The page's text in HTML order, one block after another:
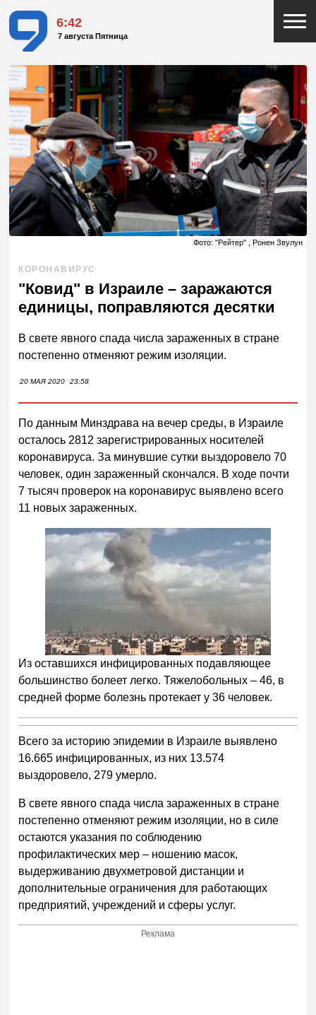
6:42
7 августа Пятница
Фото: "Рейтер" , Ронен Звулун
КОРОНАВИРУС
"Ковид" в Израиле – заражаются
единицы, поправляются десятки
В свете явного спада числа зараженных в стране
постепенно отменяют режим изоляции.
20 МАЯ 2020 23:58
По данным Минздрава на вечер среды, в Израиле
осталось 2812 зарегистрированных носителей
коронавируса. За минувшие сутки выздоровело 70
человек, один зараженный скончался. В ходе почти
7 тысяч проверок на коронавирус выявлено всего
11 новых зараженных.
Из оставшихся инфицированных подавляющее
большинство болеет легко. Тяжелобольных – 46, в
средней форме болезнь протекает у 36 человек.
Всего за историю эпидемии в Израиле выявлено
16.665 инфицированных, из них 13.574
выздоровело, 279 умерло.
В свете явного спада числа зараженных в стране
постепенно отменяют режим изоляции, но в силе
остаются указания по соблюдению
профилактических мер – ношению масок,
выдерживанию двухметровой дистанции и
дополнительные ограничения для работающих
предприятий, учреждений и сферы услуг.
Реклама